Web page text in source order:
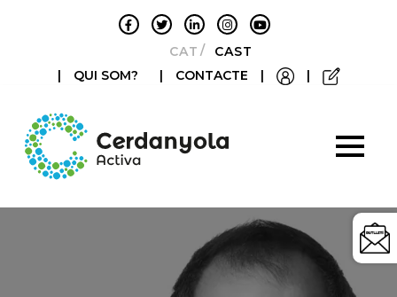
CATALÀCASTELLANO
|
QUI SOM? | CONTACTE | |